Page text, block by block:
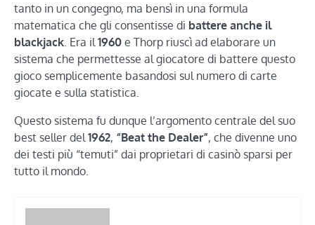
tanto in un congegno, ma bensì in una formula
matematica che gli consentisse di battere anche il
blackjack. Era il1960 e Thorp riuscì ad elaborare un
sistema che permettesse al giocatore di battere questo
gioco semplicemente basandosi sul numero di carte
giocate e sulla statistica.
Questo sistema fu dunque l’argomento centrale del suo
best seller del1962, “Beat the Dealer”, che divenne uno
dei testi più “temuti” dai proprietari di casinò sparsi per
tutto il mondo.